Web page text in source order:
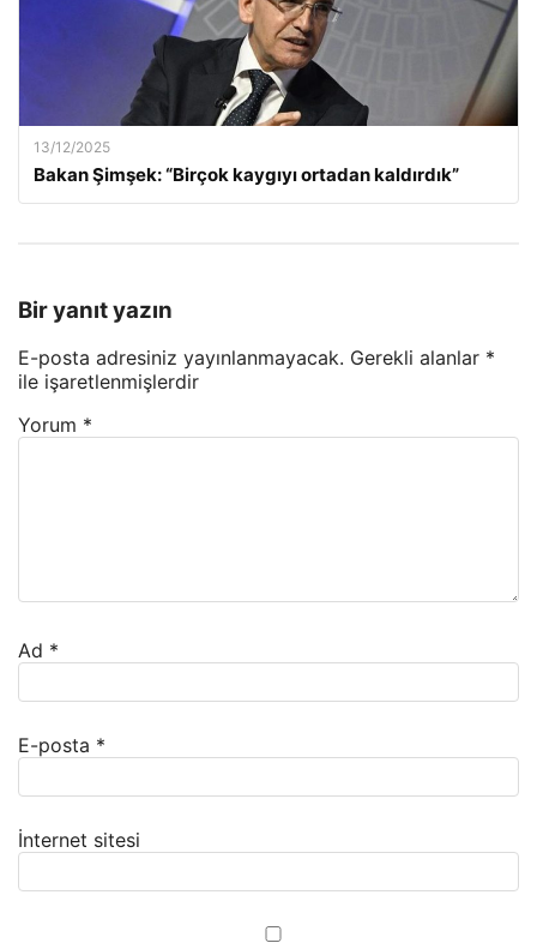
13/12/2025
Bakan Şimşek: “Birçok kaygıyı ortadan kaldırdık”
Bir yanıt yazın
E-posta adresiniz yayınlanmayacak. Gerekli alanlar *
ile işaretlenmişlerdir
Yorum *
Ad *
E-posta *
İnternet sitesi